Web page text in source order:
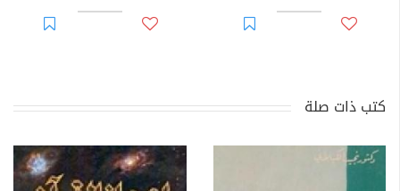
كتب ذات صلة